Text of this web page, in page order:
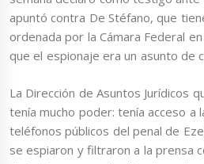
apuntó contra De Stéfano, que
ordenada por la Cámara Federal
que el espionaje era un asunto de
La Dirección de Asuntos Jurídicos
tenía mucho poder: tenía acceso a
teléfonos públicos del penal de
se espiaron y filtraron a la prensa